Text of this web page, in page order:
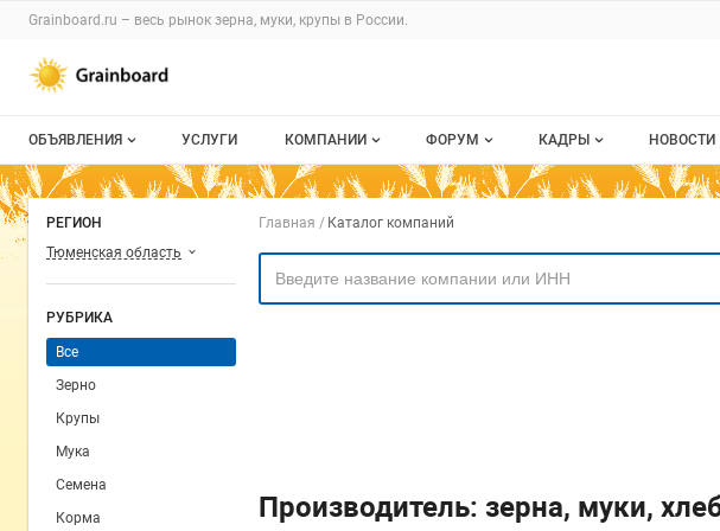
Раздел навигации по сайту grainboard.ru
Grainboard.ru – весь рынок зерна, муки, крупы в России.
Авторизация и меню пользователя
Навигация по разделам сайта grainboard.ru
ОБЪЯВЛЕНИЯ
Все объявления
Мои объявления
УСЛУГИ КОМПАНИИ
О каталоге компаний
Моя компания
ФОРУМ
Все темы
КАДРЫ
Все вакансии
НОВОСТИ
РЕГИОН
Тюменская область
РУБРИКА
Все
Зерно
Крупы
Мука
Семена
Корма
Навигация по компаниям
Главная Каталог компаний
Производитель: зерна, муки,